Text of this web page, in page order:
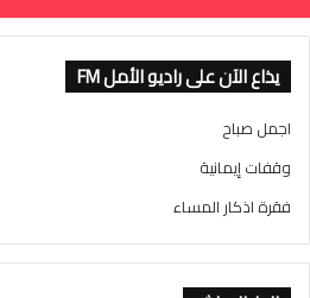
يذاع الآن على راديو الأمل FM
اجمل صباح
وقفات إيمانية
فقرة اذكار المساء